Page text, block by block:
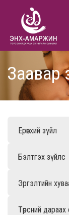
Заавар
Ерөнхий зүйл
Бэлтгэх зүйлс
Эргэлтийн
Төрсний